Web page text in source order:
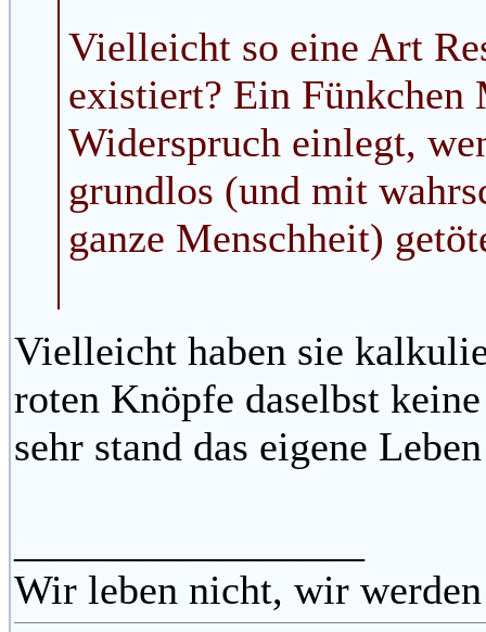
Vielleicht so eine Art
existiert? Ein Fünkchen
Widerspruch einlegt,
grundlos (und mit
ganze Menschheit)
Vielleicht haben sie
roten Knöpfe daselbst
sehr stand das eigene
Wir leben nicht, wir